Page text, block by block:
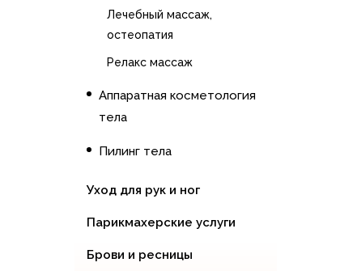
Лечебный массаж,
остеопатия
Релакс массаж
Аппаратная косметология
тела
Пилинг тела
Уход для рук и ног
Парикмахерские услуги
Брови и ресницы